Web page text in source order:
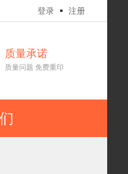
登录 注册
质量承诺
质量问题 免费重印